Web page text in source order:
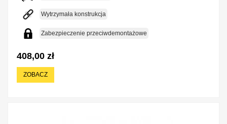
Wytrzymała konstrukcja
Zabezpieczenie przeciwdemontażowe
408,00 zł
ZOBACZ